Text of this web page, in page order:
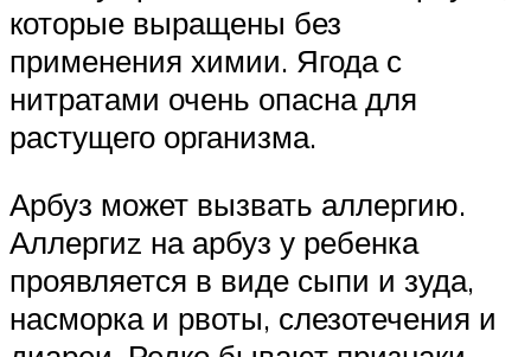
которые выращены без
применения химии. Ягода с
нитратами очень опасна для
растущего организма.
Арбуз может вызвать аллергию.
Аллергиz на арбуз у ребенка
проявляется в виде сыпи и зуда,
насморка и рвоты, слезотечения и